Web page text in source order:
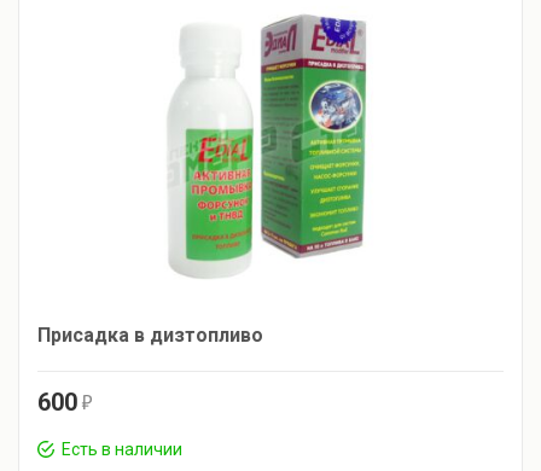
Присадка в дизтопливо
600 r
Есть в наличии